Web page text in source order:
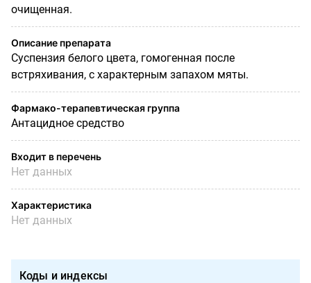
очищенная.
Описание препарата
Суспензия белого цвета, гомогенная после
встряхивания, с характерным запахом мяты.
Фармако-терапевтическая группа
Антацидное средство
Входит в перечень
Нет данных
Характеристика
Нет данных
Коды и индексы